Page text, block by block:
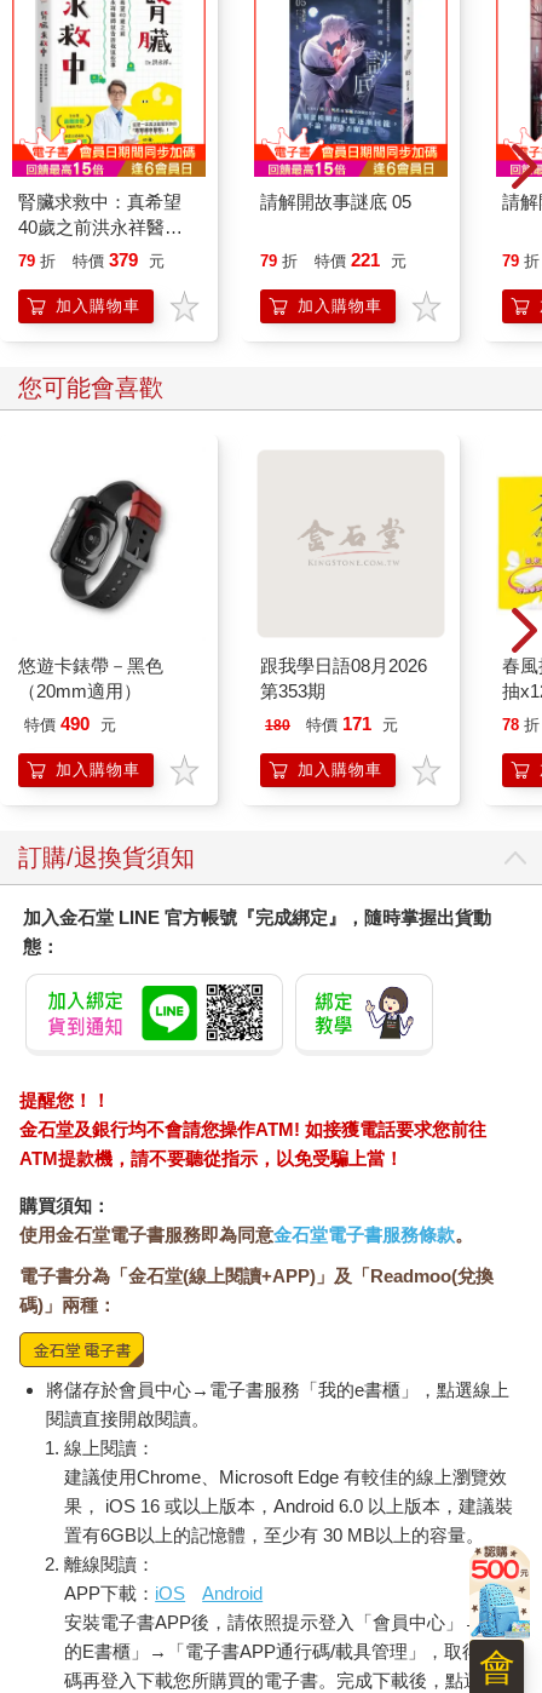
腎臟求救中：真希望
40歲之前洪永祥醫師
就告訴我這些事
79 折 特價 379 元
加入購物車
請解開故事謎底 05
79 折 特價 221 元
加入購物車
請解
79 折
您可能會喜歡
悠遊卡錶帶－黑色
（20mm適用）
特價 490 元
加入購物車
跟我學日語08月2026
第353期
180 特價 171 元
加入購物車
春風
抽
78 折
訂購/退換貨須知
加入金石堂 LINE 官方帳號『完成綁定』，隨時掌握出貨動
態：
提醒您！！
金石堂及銀行均不會請您操作ATM! 如接獲電話要求您前往
ATM提款機，請不要聽從指示，以免受騙上當！
購買須知：
使用金石堂電子書服務即為同意金石堂電子書服務條款。
電子書分為「金石堂(線上閱讀+APP)」及「Readmoo(兌換
碼)」兩種：
將儲存於會員中心→電子書服務「我的e書櫃」，點選線上
閱讀直接開啟閱讀。
線上閱讀：
建議使用Chrome、Microsoft Edge 有較佳的線上瀏覽效
果， iOS 16 或以上版本，Android 6.0 以上版本，建議裝
置有6GB以上的記憶體，至少有 30 MB以上的容量。
離線閱讀：
APP下載： iOS
Android
安裝電子書APP後，請依照提示登入「會員中心」→「我
的E書櫃」→「電子書APP通行碼/載具管理」，取得通行
碼再登入下載您所購買的電子書。完成下載後，點選任一
會